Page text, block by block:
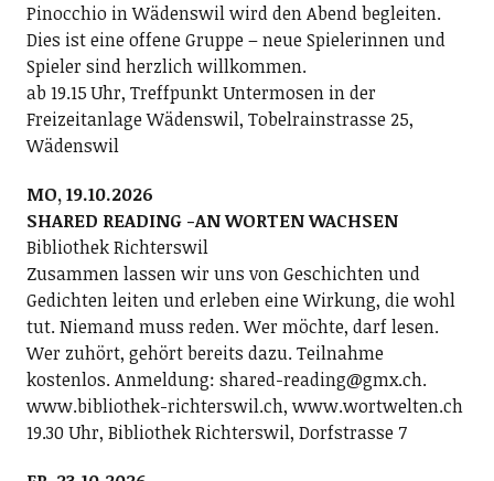
Pinocchio in Wädenswil wird den Abend begleiten.
Dies ist eine offene Gruppe – neue Spielerinnen und
Spieler sind herzlich willkommen.
ab 19.15 Uhr, Treffpunkt Untermosen in der
Freizeitanlage Wädenswil, Tobelrainstrasse 25,
Wädenswil
MO, 19.10.2026
SHARED READING -AN WORTEN WACHSEN
Bibliothek Richterswil
Zusammen lassen wir uns von Geschichten und
Gedichten leiten und erleben eine Wirkung, die wohl
tut. Niemand muss reden. Wer möchte, darf lesen.
Wer zuhört, gehört bereits dazu. Teilnahme
kostenlos. Anmeldung: shared-reading@gmx.ch.
www.bibliothek-richterswil.ch, www.wortwelten.ch
19.30 Uhr, Bibliothek Richterswil, Dorfstrasse 7